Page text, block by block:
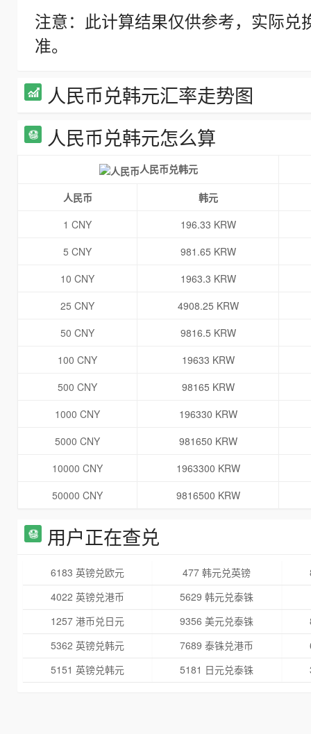
注意：此计算结果仅供参考，实际
准。
人民币兑韩元汇率走势图
人民币兑韩元怎么算
人民币兑韩元
人民币
韩元
1 CNY
196.33 KRW
5 CNY
981.65 KRW
10 CNY
1963.3 KRW
25 CNY
4908.25 KRW
50 CNY
9816.5 KRW
100 CNY
19633 KRW
500 CNY
98165 KRW
1000 CNY
196330 KRW
5000 CNY
981650 KRW
10000 CNY
1963300 KRW
50000 CNY
9816500 KRW
用户正在查兑
6183 英镑兑欧元 477 韩元兑英镑
4022 英镑兑港币
5629 韩元兑泰铢
1257 港币兑日元
9356 美元兑泰铢
5362 英镑兑韩元
7689 泰铢兑港币
5151 英镑兑韩元
5181 日元兑泰铢